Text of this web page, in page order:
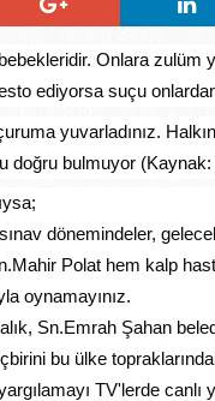
Onlara zulüm
ediyorsa suçu
yuvarladınız.
doğru bulmuyor (Kaynak:
dönemindeler,
Polat hem kalp
oynamayınız.
Sn.Emrah Şahan
bu ülke
TV'lerde canlı